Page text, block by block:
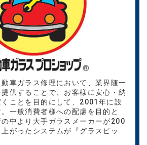
車ガラス修理において、業界随一
供することで、お客様に安心・納
ことを目的にして、2001年に設
一般消費者様への配慮を目的と
の中より大手ガラスメーカーが200
がったシステムが『グラスピッ